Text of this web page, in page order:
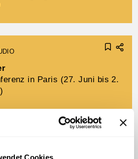
Cookies
in Paris (27. Juni bis 2.